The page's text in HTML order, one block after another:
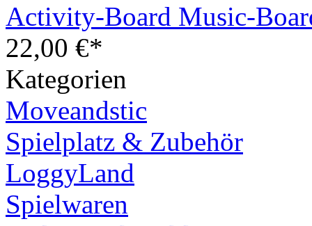
Activity-Board Music-
22,00 €*
Kategorien
Moveandstic
Spielplatz & Zubehör
LoggyLand
Spielwaren